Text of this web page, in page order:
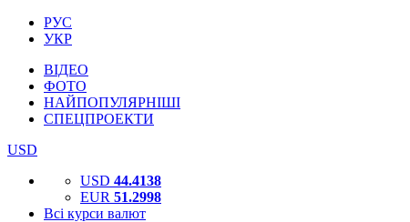
РУС
УКР
ВІДЕО
ФОТО
НАЙПОПУЛЯРНІШІ
СПЕЦПРОЕКТИ
USD
USD 44.4138
EUR 51.2998
Всі курси валют